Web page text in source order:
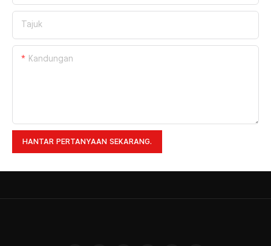
Tajuk
Kandungan
HANTAR PERTANYAAN SEKARANG.